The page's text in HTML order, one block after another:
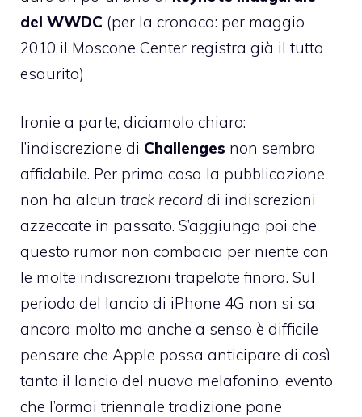
del WWDC (per la cronaca: per maggio
2010 il Moscone Center registra già il tutto
esaurito)
Ironie a parte, diciamolo chiaro:
l’indiscrezione di Challenges non sembra
affidabile. Per prima cosa la pubblicazione
non ha alcun track record di indiscrezioni
azzeccate in passato. S’aggiunga poi che
questo rumor non combacia per niente con
le molte indiscrezioni trapelate finora. Sul
periodo del lancio di iPhone 4G non si sa
ancora molto ma anche a senso è difficile
pensare che Apple possa anticipare di così
tanto il lancio del nuovo melafonino, evento
che l’ormai triennale tradizione pone